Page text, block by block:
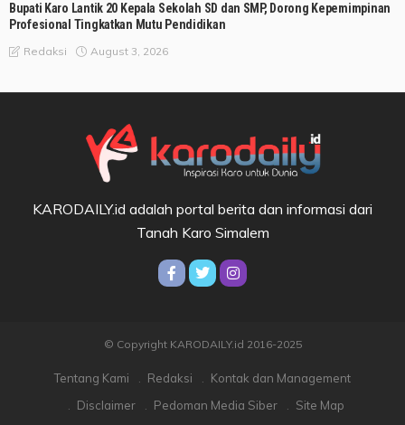
Bupati Karo Lantik 20 Kepala Sekolah SD dan SMP, Dorong Kepemimpinan
Profesional Tingkatkan Mutu Pendidikan
Redaksi August 3, 2026
KARODAILY.id adalah portal berita dan informasi dari
Tanah Karo Simalem
© Copyright KARODAILY.id 2016-2025
Tentang Kami Redaksi
Kontak dan Management
Disclaimer
Pedoman Media Siber Site Map